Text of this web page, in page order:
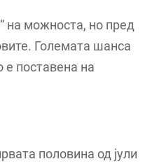
на можноста, но пред
Големата шанса
е поставена на
половина од јули